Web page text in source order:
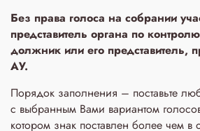
Без права голоса на собрании
представитель органа по
должник или его представитель,
АУ.
Порядок заполнения – поставьте
с выбранным Вами вариантом
котором знак поставлен более чем